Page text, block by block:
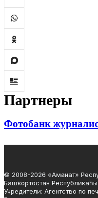
Партнеры
Фотобанк
© 2008-2026 «Аманат»
Башҡортостан
Учредители: Агентство по